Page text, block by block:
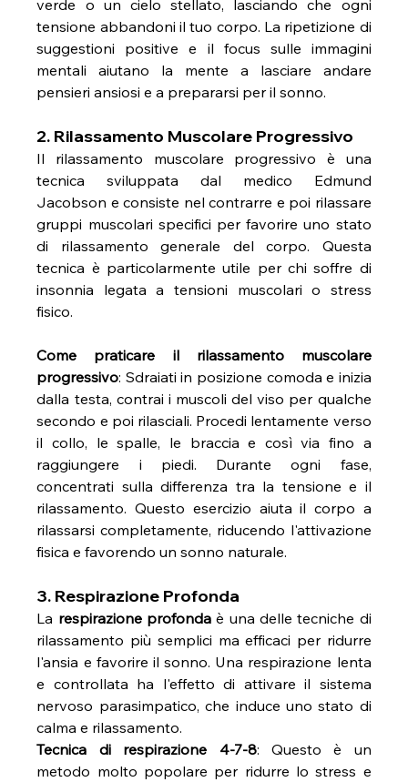
verde o un cielo stellato, lasciando che ogni
tensione abbandoni il tuo corpo. La ripetizione di
suggestioni positive e il focus sulle immagini
mentali aiutano la mente a lasciare andare
pensieri ansiosi e a prepararsi per il sonno.
2. Rilassamento Muscolare Progressivo
Il rilassamento muscolare progressivo è una
tecnica sviluppata dal medico Edmund
Jacobson e consiste nel contrarre e poi rilassare
gruppi muscolari specifici per favorire uno stato
di rilassamento generale del corpo. Questa
tecnica è particolarmente utile per chi soffre di
insonnia legata a tensioni muscolari o stress
fisico.
Come praticare il rilassamento muscolare
progressivo: Sdraiati in posizione comoda e inizia
dalla testa, contrai i muscoli del viso per qualche
secondo e poi rilasciali. Procedi lentamente verso
il collo, le spalle, le braccia e così via fino a
raggiungere i piedi. Durante ogni fase,
concentrati sulla differenza tra la tensione e il
rilassamento. Questo esercizio aiuta il corpo a
rilassarsi completamente, riducendo l'attivazione
fisica e favorendo un sonno naturale.
3. Respirazione Profonda
La respirazione profonda è una delle tecniche di
rilassamento più semplici ma efficaci per ridurre
l'ansia e favorire il sonno. Una respirazione lenta
e controllata ha l'effetto di attivare il sistema
nervoso parasimpatico, che induce uno stato di
calma e rilassamento.
Tecnica di respirazione 4-7-8: Questo è un
metodo molto popolare per ridurre lo stress e